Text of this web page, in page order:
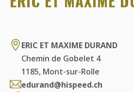
ERIC ET MAXIME DURAND
Chemin de Gobelet 4
1185, Mont-sur-Rolle
edurand@hispeed.ch